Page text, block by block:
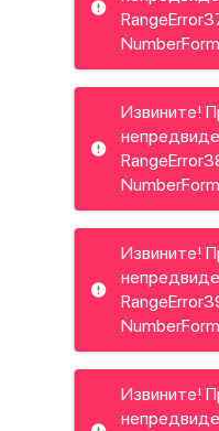
Извините!
Извините!
Извините!